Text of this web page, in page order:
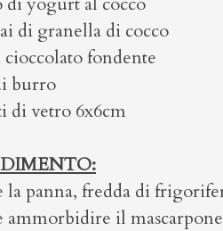
di granella di cocco
cioccolato fondente
burro
di vetro 6x6cm
la panna, fredda di
ammorbidire il